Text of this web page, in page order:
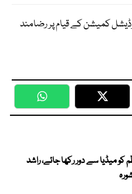
کمیشن کے قیام پر رضامند
WhatsApp
کو میڈیا سے دور رکھا جائے، راشد